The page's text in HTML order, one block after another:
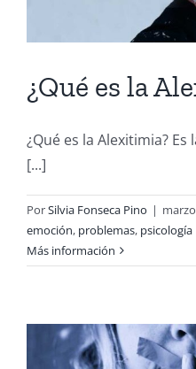
¿Qué es la
¿Qué es la Alexitimia?
[...]
PorSilvia Fonseca Pino |
emoción, problemas, psicología
Más información